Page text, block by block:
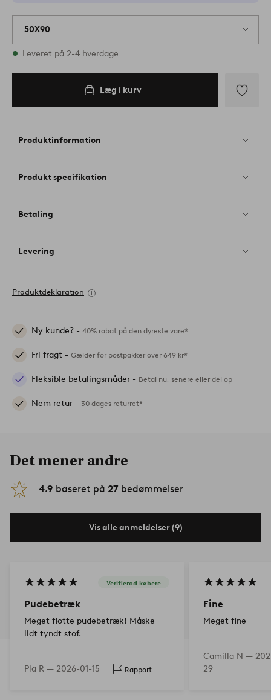
50X90
På lager
Leveret på 2-4 hverdage
Læg i kurv
til
Produktinformation
Produkt specifikation
Betaling
Levering
Produktdeklaration
Ny kunde? - 40% rabat på den dyreste vare*
Fri fragt - Gælder for postpakker over 649 kr*
Fleksible betalingsmåder - Betal nu, senere eller del op
Nem retur - 30 dages returret*
Det mener andre
4.9 baseret på 27 bedømmelser
Vis alle anmeldelser (9)
Verifierad købere
Pudebetræk
Meget flotte pudebetræk! Måske
lidt tyndt stof.
Pia R — 2026-01-15 Rapport
Fine
Meget fine
Camilla N —
29